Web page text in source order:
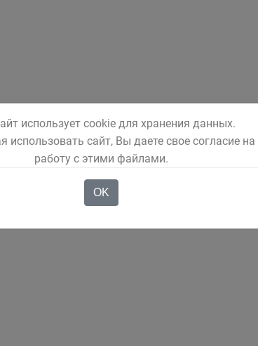
использует cookie для хранения данных.
использовать сайт, Вы даете свое согласие на
работу с этими файлами.
OK